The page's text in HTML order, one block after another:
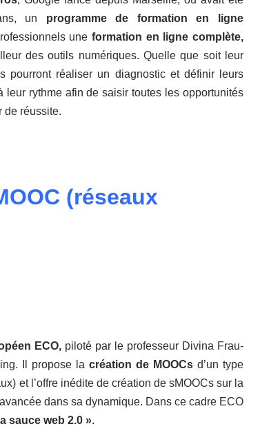
un programme de formation en ligne
uneformation en ligne complète,
des outils numériques. Quelle que soit leur
pourront réaliser un diagnostic et définir leurs
rythme afin de saisir toutes les opportunités
de réussite.
(réseaux
ECO, piloté par le professeur Divina Frau-
Il propose la création de MOOCs d’un type
et l’offre inédite de création de sMOOCs sur la
dans sa dynamique. Dans ce cadre ECO
sauce web 2.0 ».